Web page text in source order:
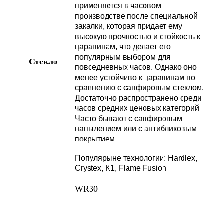
Стекло
применяется в часовом
производстве после специальной
закалки, которая придает ему
высокую прочностью и стойкость к
царапинам, что делает его
популярным выбором для
повседневных часов. Однако оно
менее устойчиво к царапинам по
сравнению с сапфировым стеклом.
Достаточно распространено среди
часов средних ценовых категорий.
Часто бывают с сапфировым
напылением или с антибликовым
покрытием.
Популярыне технологии: Hardlex,
Crystex, K1, Flame Fusion
WR30